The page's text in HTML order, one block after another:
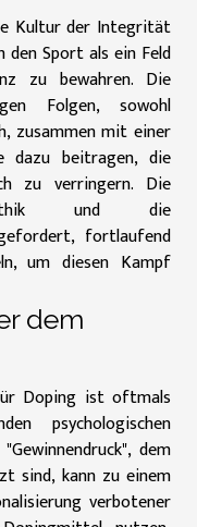
Kultur der Integrität
Sport als ein Feld
zu bewahren. Die
Folgen, sowohl
zusammen mit einer
dazu beitragen, die
zu verringern. Die
und die
fortlaufend
um diesen Kampf
dem
Doping ist oftmals
psychologischen
dem
sind, kann zu einem
verbotener